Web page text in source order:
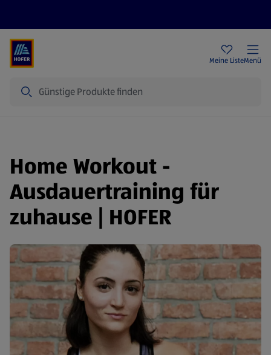
Meine ListeMenü
Home Workout -
Ausdauertraining für
zuhause | HOFER